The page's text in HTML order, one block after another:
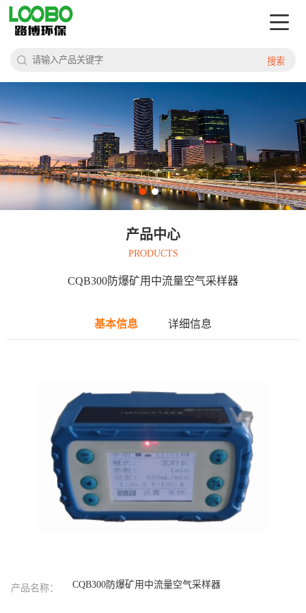
搜索
产品中心
PRODUCTS
CQB300防爆矿用中流量空气采样器
基本信息 详细信息
产品名称： CQB300防爆矿用中流量空气采样器